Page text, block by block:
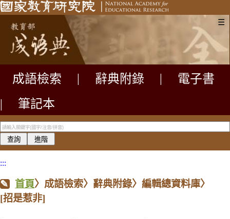
☰
成語檢索 辭典附錄
電子書
|
筆記本
:::
首頁〉成語檢索〉辭典附錄〉編輯總資料庫〉
[招是惹非]